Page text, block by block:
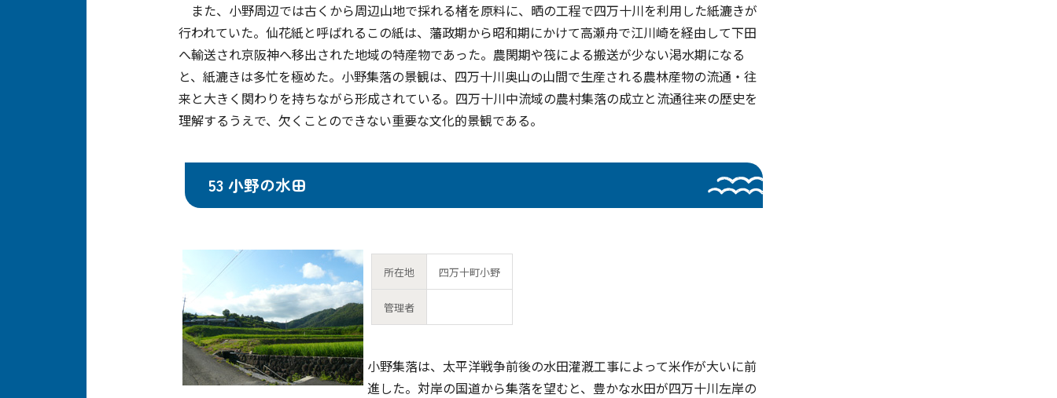
また、小野周辺では古くから周辺山地で採れる楮を原料に、晒の工程で四万十川を利用した紙漉きが
行われていた。仙花紙と呼ばれるこの紙は、藩政期から昭和期にかけて高瀬舟で江川崎を経由して下田
へ輸送され京阪神へ移出された地域の特産物であった。農閑期や筏による搬送が少ない渇水期になる
と、紙漉きは多忙を極めた。小野集落の景観は、四万十川奥山の山間で生産される農林産物の流通・往
来と大きく関わりを持ちながら形成されている。四万十川中流域の農村集落の成立と流通往来の歴史を
理解するうえで、欠くことのできない重要な文化的景観である。
53 小野の水田
所在地 四万十町小野
管理者
小野集落は、太平洋戦争前後の水田灌漑工事によって米作が大いに前
進した。対岸の国道から集落を望むと、豊かな水田が四万十川左岸の